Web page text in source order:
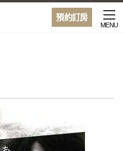
預約訂房
MENU